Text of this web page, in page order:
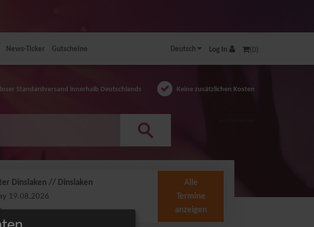
Deutsch Log In (0)
News-Ticker Gutscheine
Standardversand innerhalb Deutschlands Keine zusätzlichen Kosten
Dinslaken // Dinslaken
19.08.2026
Alle
Termine
anzeigen